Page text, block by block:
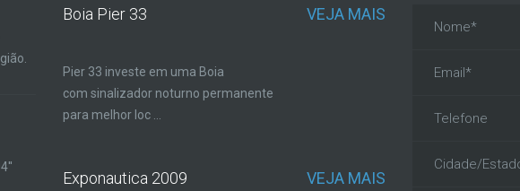
Boia Pier 33 VEJA MAIS
Pier 33 investe em uma Boia
com sinalizador noturno permanente
para melhor loc ...
Exponautica 2009 VEJA MAIS